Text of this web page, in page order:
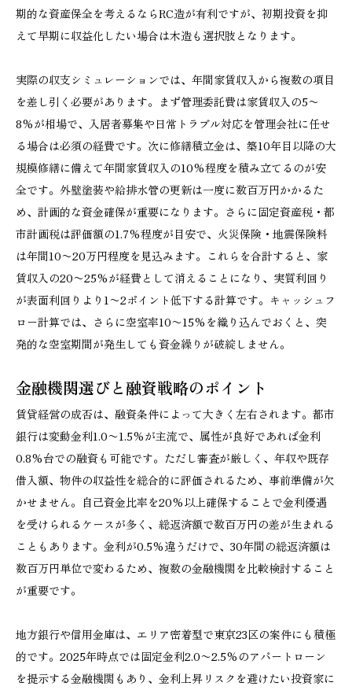
期的な資産保全を考えるならRC造が有利ですが、初期投資を抑
えて早期に収益化したい場合は木造も選択肢となります。
実際の収支シミュレーションでは、年間家賃収入から複数の項目
を差し引く必要があります。まず管理委託費は家賃収入の5〜
8%が相場で、入居者募集や日常トラブル対応を管理会社に任せ
る場合は必須の経費です。次に修繕積立金は、築10年目以降の大
規模修繕に備えて年間家賃収入の10%程度を積み立てるのが安
全です。外壁塗装や給排水管の更新は一度に数百万円かかるた
め、計画的な資金確保が重要になります。さらに固定資産税・都
市計画税は評価額の1.7%程度が目安で、火災保険・地震保険料
は年間10〜20万円程度を見込みます。これらを合計すると、家
賃収入の20〜25%が経費として消えることになり、実質利回り
が表面利回りより1〜2ポイント低下する計算です。キャッシュフ
ロー計算では、さらに空室率10〜15%を織り込んでおくと、突
発的な空室期間が発生しても資金繰りが破綻しません。
金融機関選びと融資戦略のポイント
賃貸経営の成否は、融資条件によって大きく左右されます。都市
銀行は変動金利1.0〜1.5%が主流で、属性が良好であれば金利
0.8%台での融資も可能です。ただし審査が厳しく、年収や既存
借入額、物件の収益性を総合的に評価されるため、事前準備が欠
かせません。自己資金比率を20%以上確保することで金利優遇
を受けられるケースが多く、総返済額で数百万円の差が生まれる
こともあります。金利が0.5%違うだけで、30年間の総返済額は
数百万円単位で変わるため、複数の金融機関を比較検討すること
が重要です。
地方銀行や信用金庫は、エリア密着型で東京23区の案件にも積極
的です。2025年時点では固定金利2.0〜2.5%のアパートローン
を提示する金融機関もあり、金利上昇リスクを避けたい投資家に